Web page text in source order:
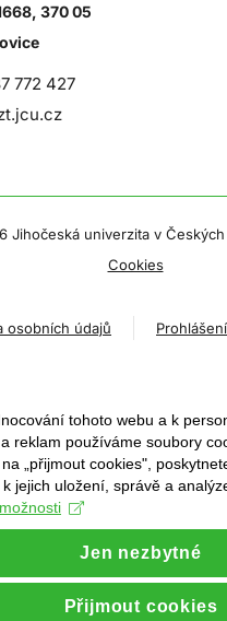
370 05
772 427
Jihočeská univerzita v
Cookies
osobních údajů
tohoto webu a k
reklam používáme soubory
„přijmout cookies",
jejich uložení, správě a
Jen nezbytné
Přijmout cookies